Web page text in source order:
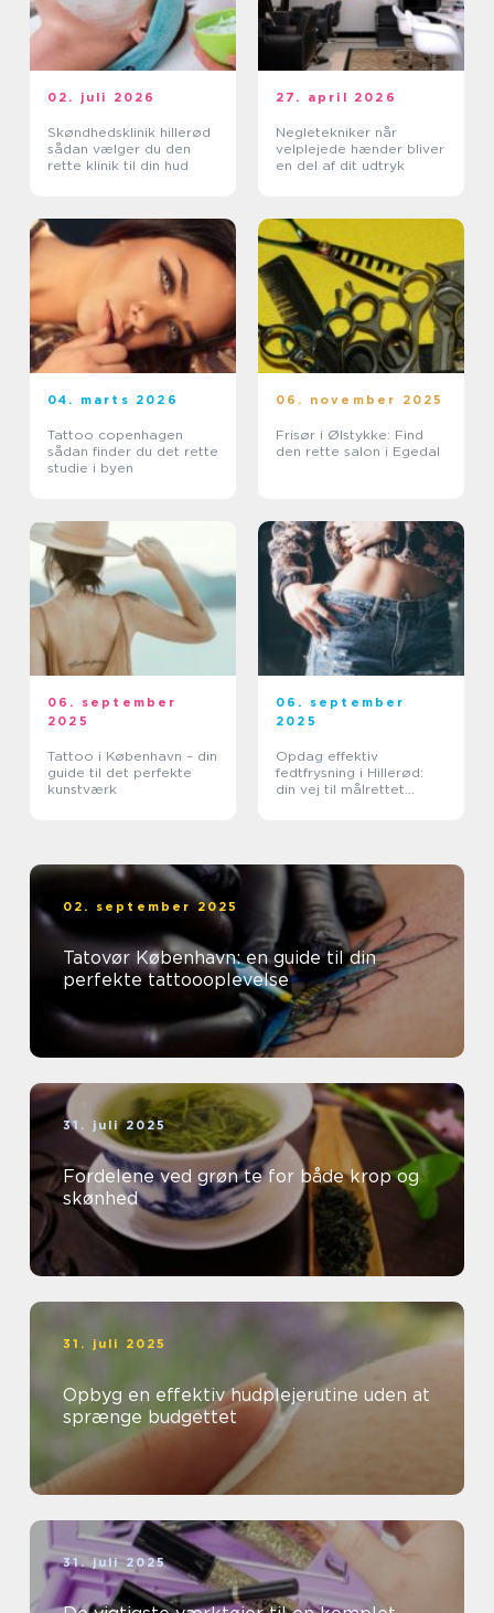
02. juli 2026
Skøndhedsklinik hillerød
sådan vælger du den
rette klinik til din hud
27. april 2026
Negletekniker når
velplejede hænder bliver
en del af dit udtryk
04. marts 2026
Tattoo copenhagen
sådan finder du det rette
studie i byen
06. november 2025
Frisør i Ølstykke: Find
den rette salon i Egedal
06. september
2025
Tattoo i København – din
guide til det perfekte
kunstværk
06. september
2025
Opdag effektiv
fedtfrysning i Hillerød:
din vej til målrettet
02. september 2025
Tatovør København: en guide til din
perfekte tattoooplevelse
31. juli 2025
Fordelene ved grøn te for både krop og
skønhed
31. juli 2025
Opbyg en effektiv hudplejerutine uden at
sprænge budgettet
31. juli 2025